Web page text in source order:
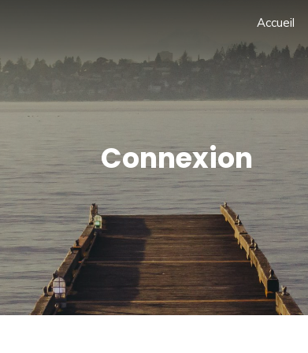
Accueil
Connexion